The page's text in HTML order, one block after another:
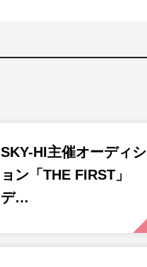
SKY-HI主催オーディシ
ョン「THE FIRST」
デ…